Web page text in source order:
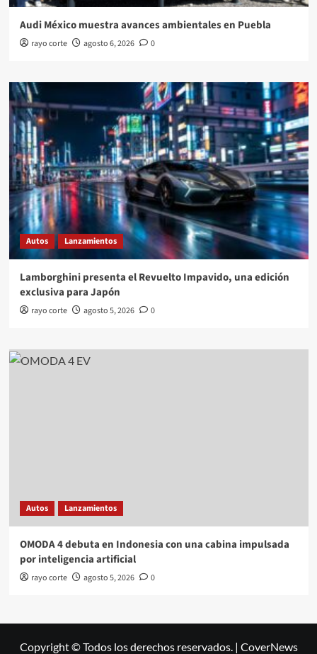
Audi México muestra avances ambientales en Puebla
rayo corte agosto 6, 2026 0
Autos Lanzamientos
Lamborghini presenta el Revuelto Impavido, una edición
exclusiva para Japón
rayo corte agosto 5, 2026 0
Autos Lanzamientos
OMODA 4 debuta en Indonesia con una cabina impulsada
por inteligencia artificial
rayo corte agosto 5, 2026 0
Copyright © Todos los derechos reservados. | CoverNews